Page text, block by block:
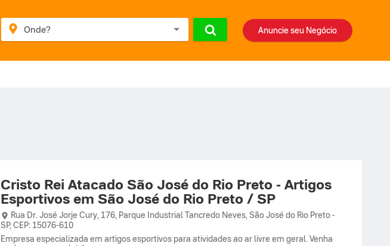
Anuncie seu Negócio
Cristo Rei Atacado São José do Rio Preto - Artigos
Esportivos em São José do Rio Preto / SP
Rua Dr. José Jorje Cury, 176, Parque Industrial Tancredo Neves,São José do Rio Preto-
SP,CEP: 15076-610
Empresa especializada em artigos esportivos para atividades ao ar livre em geral. Venha